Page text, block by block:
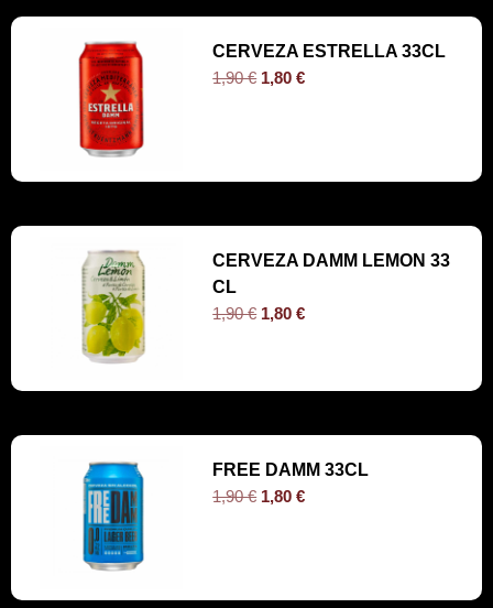
CERVEZA ESTRELLA 33CL
1,90€ 1,80€
CERVEZA DAMM LEMON 33
CL
1,90€ 1,80€
FREE DAMM 33CL
1,90€ 1,80€